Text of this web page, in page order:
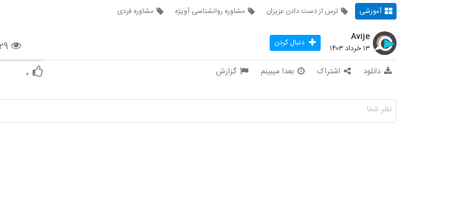
آموزشی ترس از دست دادن عزیزان مشاوره روانشناسی آویژه مشاوره فردی
۲۹
Avije
۱۳ خرداد ۱۴۰۳ دنبال کردن
دانلود اشتراک بعدا میبینم گزارش ۰